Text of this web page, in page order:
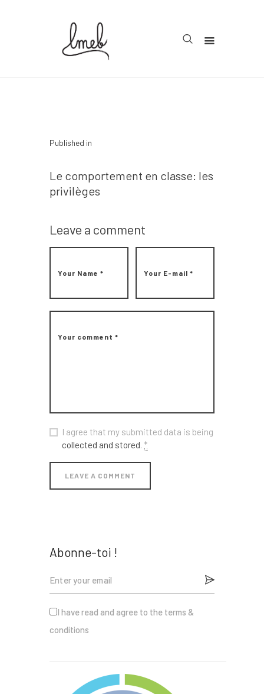
Organisation
Teachcollab
La communauté
Contact
Navigation
l’article
Published in
Le comportement en classe: les
privilèges
Leave a comment
I agree that my submitted data is being
collected and stored. *
Abonne-toi !
I have read and agree to the terms &
conditions